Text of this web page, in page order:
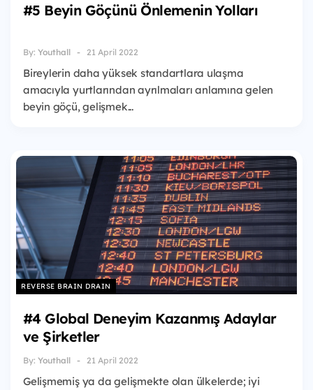
#5 Beyin Göçünü Önlemenin Yolları
By: Youthall 21 April 2022
Bireylerin daha yüksek standartlara ulaşma
amacıyla yurtlarından ayrılmaları anlamına gelen
beyin göçü, gelişmek...
REVERSE BRAIN DRAIN
#4 Global Deneyim Kazanmış Adaylar
ve Şirketler
By: Youthall 21 April 2022
Gelişmemiş ya da gelişmekte olan ülkelerde; iyi